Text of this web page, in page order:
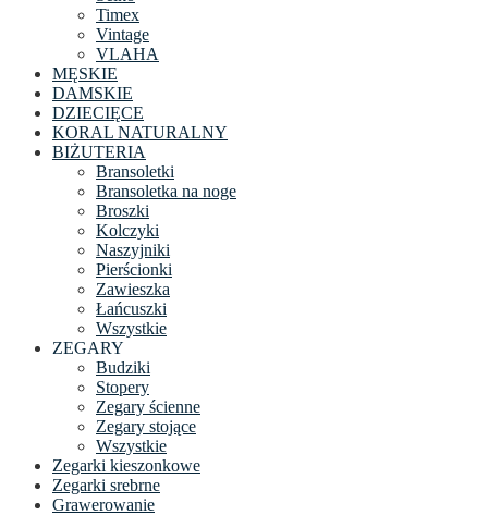
Timex
Vintage
VLAHA
MĘSKIE
DAMSKIE
DZIECIĘCE
KORAL NATURALNY
BIŻUTERIA
Bransoletki
Bransoletka na noge
Broszki
Kolczyki
Naszyjniki
Pierścionki
Zawieszka
Łańcuszki
Wszystkie
ZEGARY
Budziki
Stopery
Zegary ścienne
Zegary stojące
Wszystkie
Zegarki kieszonkowe
Zegarki srebrne
Grawerowanie